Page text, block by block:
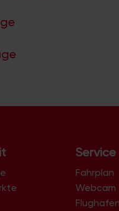
Service
Fahrplan
Webcam
Flughafen